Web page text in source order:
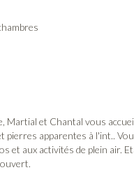
Martial et Chantal vous
pierres apparentes à l'int..
et aux activités de plein air.